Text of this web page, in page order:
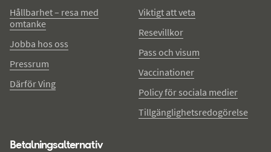
Hållbarhet – resa med
omtanke
Jobba hos oss
Pressrum
Därför Ving
Viktigt att veta
Resevillkor
Pass och visum
Vaccinationer
Policy för sociala medier
Tillgänglighetsredogörelse
Betalningsalternativ